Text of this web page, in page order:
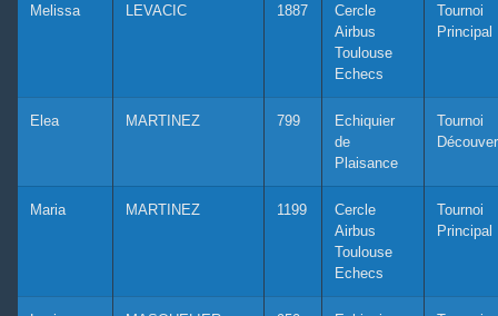
Melissa LEVACIC 1887
Cercle
Airbus
Toulouse
Echecs
Tournoi
Principal
Elea MARTINEZ 799
Echiquier
de
Plaisance
Tournoi
Maria MARTINEZ 1199
Cercle
Airbus
Toulouse
Echecs
Tournoi
Principal